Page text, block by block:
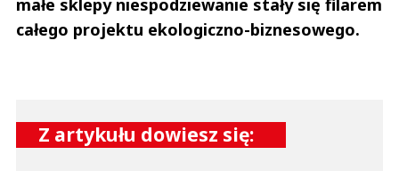
małe sklepy niespodziewanie stały się filarem
całego projektu ekologiczno-biznesowego.
Z artykułu dowiesz się: